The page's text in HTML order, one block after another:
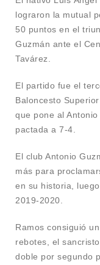
lograron la mutual
50 puntos en el
Guzmán ante el
Tavárez.
El partido fue el
Baloncesto
que pone al
pactada a 7-4.
El club Antonio
más para
en su historia,
2019-2020.
Ramos consiguió
rebotes, el
doble por segundo